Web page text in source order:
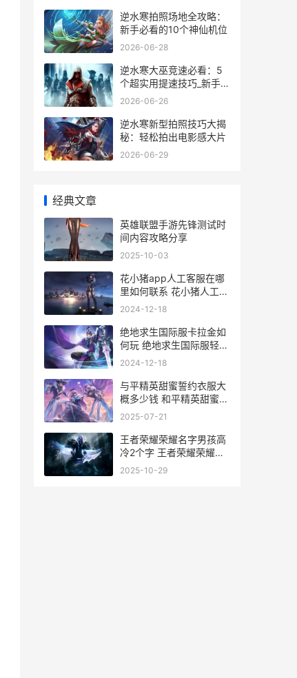
逆水寒拍照场地全攻略：
新手必看的10个神仙机位
2026-06-28
逆水寒大巫竞速必看：5
个超实用提速技巧_新手也
能轻松拿第一
2026-06-26
逆水寒新型拍照技巧大揭
秘：轻松拍出电影感大片
2026-06-29
经典文章
英雄联盟手游先锋测试时
间内容攻略分享
2025-10-03
花小猪app人工客服在哪
里如何联系 花小猪人工平
台
2024-12-18
绝地求生国际服卡拉金如
何玩 绝地求生国际服轻量
版体验服下载
2024-12-18
与平精英甜蜜誓约衣服大
概多少钱 和平精英甜蜜誓
言多久结束
2025-07-21
王者荣耀荣耀名字男孩高
冷2个字 王者荣耀荣耀名
称怎么获得
2025-10-29